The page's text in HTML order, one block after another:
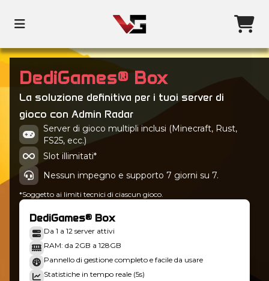
DediGames® Box
La soluzione definitiva per i tuoi server di
gioco con Admin Radar
Server di gioco multipli inclusi (Minecraft, Rust,
FS25, ecc.)
Slot illimitati*
Nessun impegno e supporto 7 giorni su 7.
*Soggetto ai limiti tecnici di ciascun gioco.
DediGames® Box
Da 1 a 12 server attivi
RAM: da 2GB a 128GB
Pannello di gestione completo e facile da usare
Statistiche in tempo reale (5s)